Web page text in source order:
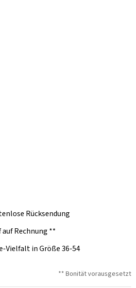
Rücksendung
auf Rechnung **
Vielfalt in Größe 36-54
** Bonität vorausgesetzt